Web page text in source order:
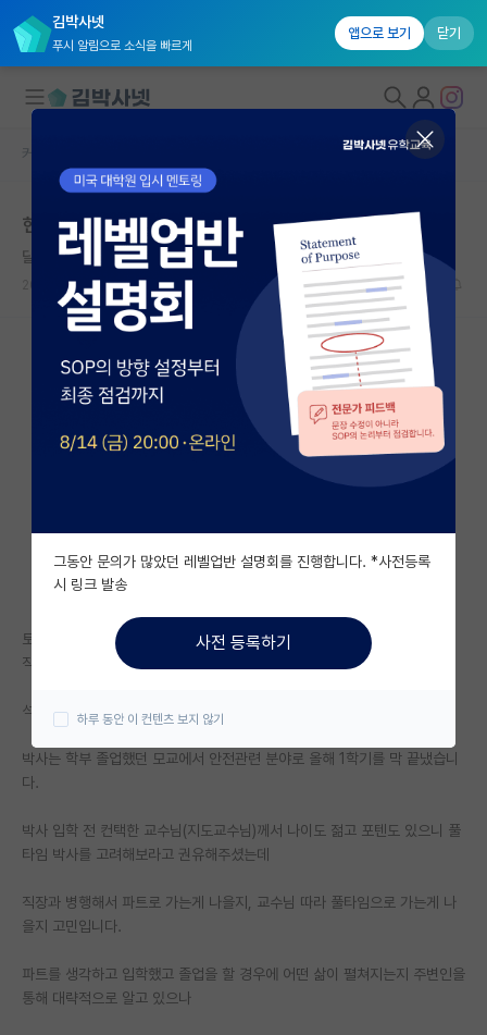
김박사넷
푸시 알림으로 소식을 빠르게
앱으로 보기 닫기
대학원생 모집
국내대학원 정보
연구실&오픈랩
커뮤니티
커뮤니티 홈
전체글보기
베스트 게시판
자유 게시판(아무개랩)
미국 유학 게시판
미국 대학원 합격 후기 게시판
대학원생 모집 게시판
연구실(PI) 홍보 게시판
임용 정보 게시판
취업 게시판
임용 후기 게시판
PI 전용 게시판
커뮤니티 홈
현재 직장인 9년차, 박사과정 풀타임 vs 파트타임 고민
달리는 피타고라스
2023.06.02 16 4030
토목공학과 학부 졸업하여 건설사에 안전분야로 입사해서 9년차에 접어든
직장인입니다.
석사는 타 대학에서 파트타임으로 안전관련 분야로 졸업했고
박사는 학부 졸업했던 모교에서 안전관련 분야로 올해 1학기를 막 끝냈습니
다.
박사 입학 전 컨택한 교수님(지도교수님)께서 나이도 젊고 포텐도 있으니 풀
타임 박사를 고려해보라고 권유해주셨는데
직장과 병행해서 파트로 가는게 나을지, 교수님 따라 풀타임으로 가는게 나
을지 고민입니다.
파트를 생각하고 입학했고 졸업을 할 경우에 어떤 삶이 펼쳐지는지 주변인을
통해 대략적으로 알고 있으나
그동안 문의가 많았던 레벨업반 설명회를 진행합니다. *사전등록
시 링크 발송
사전 등록하기
하루 동안 이 컨텐츠 보지 않기